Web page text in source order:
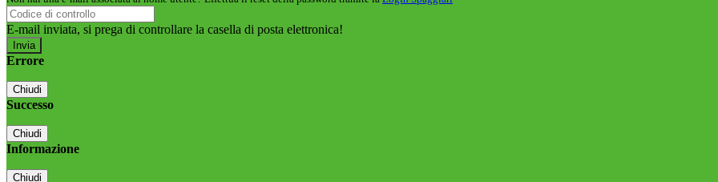
E-mail inviata, si prega di controllare la casella di posta elettronica!
Errore
Chiudi
Successo
Chiudi
Informazione
Chiudi